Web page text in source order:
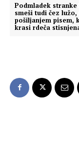
Podmladek stranke
smeši tudi čez lužo,
pošiljanjem pisem,
krasi rdeča